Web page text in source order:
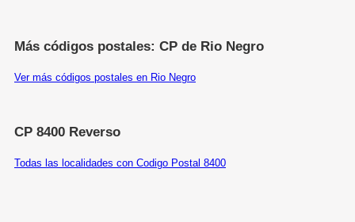
Más códigos postales: CP de Rio Negro
Ver más códigos postales en Rio Negro
CP 8400 Reverso
Todas las localidades con Codigo Postal 8400